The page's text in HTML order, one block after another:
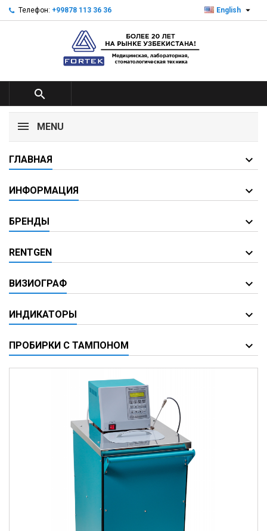
Телефон: +99878 113 36 36 English 

MENU
ГЛАВНАЯ
ИНФОРМАЦИЯ
БРЕНДЫ
RENTGEN
ВИЗИОГРАФ
ИНДИКАТОРЫ
ПРОБИРКИ С ТАМПОНОМ